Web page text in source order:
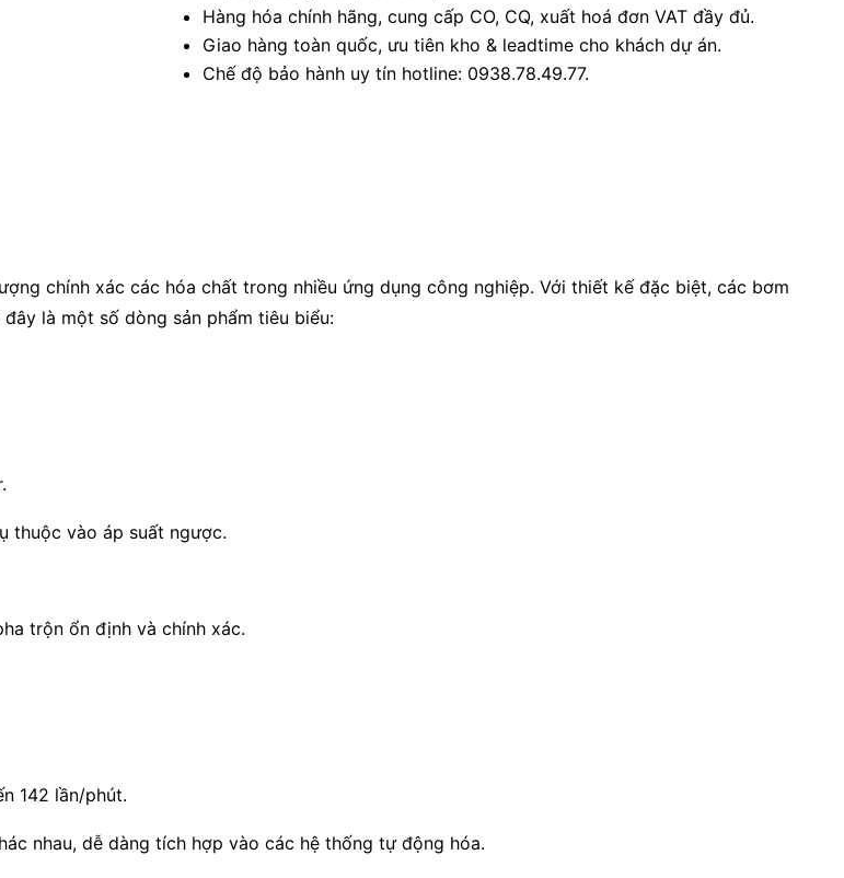
Hàng hóa chính hãng, cung cấp CO, CQ, xuất hoá đơn VAT đầy đủ.
Giao hàng toàn quốc, ưu tiên kho & leadtime cho khách dự án.
Chế độ bảo hành uy tín hotline: 0938.78.49.77.
chính xác các hóa chất trong nhiều ứng dụng công nghiệp. Với thiết kế đặc biệt, các bơm
là một số dòng sản phẩm tiêu biểu:
thuộc vào áp suất ngược.
trộn ổn định và chính xác.
142 lần/phút.
nhau, dễ dàng tích hợp vào các hệ thống tự động hóa.